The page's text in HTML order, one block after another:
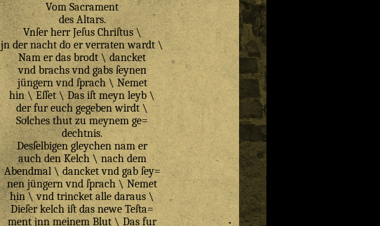
Vom Sacrament
des Altars.
Vnſer herr Jeſus Chriſtus \
jn der nacht do er verraten wardt \
Nam er das brodt \ dancket
vnd brachs vnd gabs ſeynen
jüngern vnd ſprach \ Nemet
hin \ Eſſet \ Das iſt meyn leyb \
der fur euch gegeben wirdt \
Soͤlches thut zu meynem ge=
dechtnis.
Desſelbigen gleychen nam er
auch den Kelch \ nach dem
Abendmal \ dancket vnd gab ſey=
nen jüngern vnd ſprach \ Nemet
hin \ vnd trincket alle daraus \
Dieſer kelch iſt das newe Teſta=
ment jnn meinem Blut \ Das fur